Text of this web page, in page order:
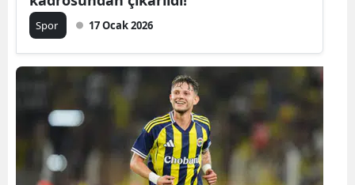
Gümüşhane
Hatay
Isparta
Spor 17 Ocak 2026